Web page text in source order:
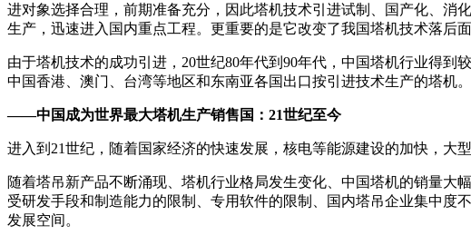
进对象选择合理，前期准备充分，因此塔机技术引进试制、国产化、消
生产，迅速进入国内重点工程。更重要的是它改变了我国塔机技术落后
由于塔机技术的成功引进，20世纪80年代到90年代，中国塔机行业得
中国香港、澳门、台湾等地区和东南亚各国出口按引进技术生产的塔机。
——中国成为世界最大塔机生产销售国：21世纪至今
进入到21世纪，随着国家经济的快速发展，核电等能源建设的加快，大
随着塔吊新产品不断涌现、塔机行业格局发生变化、中国塔机的销量
受研发手段和制造能力的限制、专用软件的限制、国内塔吊企业集中
发展空间。